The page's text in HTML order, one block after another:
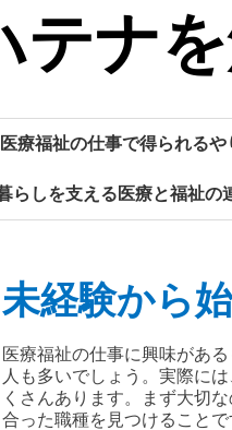
テナ
医療福祉の仕事で得られる
らしを支える医療と福祉の
未経験から
医療福祉の仕事に興味があ
人も多いでしょう。実際に
くさんあります。まず大切
合った職種を見つけること